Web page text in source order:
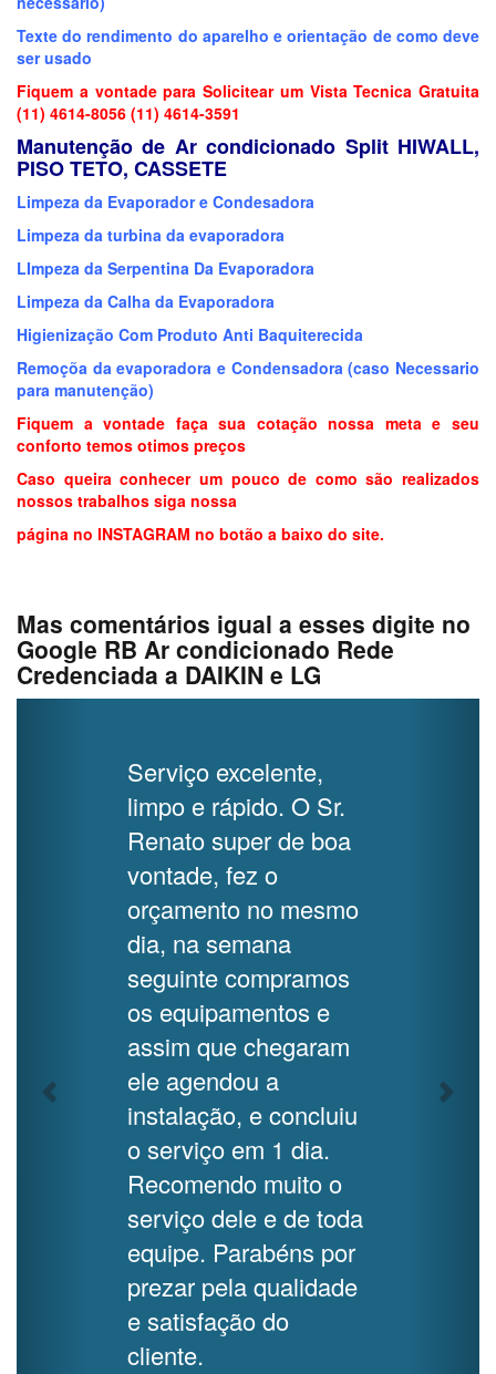
Texte do rendimento do aparelho e orientação de como deve
ser usado
Fiquem a vontade para Solicitear um Vista Tecnica Gratuita
(11) 4614-8056 (11) 4614-3591
Manutenção de Ar condicionado Split HIWALL,
PISO TETO, CASSETE
Limpeza da Evaporador e Condesadora
Limpeza da turbina da evaporadora
LImpeza da Serpentina Da Evaporadora
Limpeza da Calha da Evaporadora
Higienização Com Produto Anti Baquiterecida
Remoçõa da evaporadora e Condensadora (caso Necessario
para manutenção)
Fiquem a vontade faça sua cotação nossa meta e seu
conforto temos otimos preços
Caso queira conhecer um pouco de como são realizados
nossos trabalhos siga nossa
página no INSTAGRAM no botão a baixo do site.
Mas comentários igual a esses digite no
Google RB Ar condicionado Rede
Credenciada a DAIKIN e LG
Serviço excelente,
limpo e rápido. O Sr.
Renato super de boa
vontade, fez o
orçamento no mesmo
dia, na semana
seguinte compramos
os equipamentos e
assim que chegaram
ele agendou a
instalação, e concluiu
o serviço em 1 dia.
Recomendo muito o
serviço dele e de toda
equipe. Parabéns por
prezar pela qualidade
e satisfação do
cliente.